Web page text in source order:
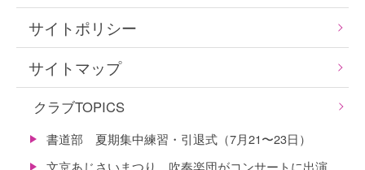
サイトポリシー
サイトマップ
クラブTOPICS
書道部 夏期集中練習・引退式（7月21〜23日）
文京あじさいまつり 吹奏楽団がコンサートに出演